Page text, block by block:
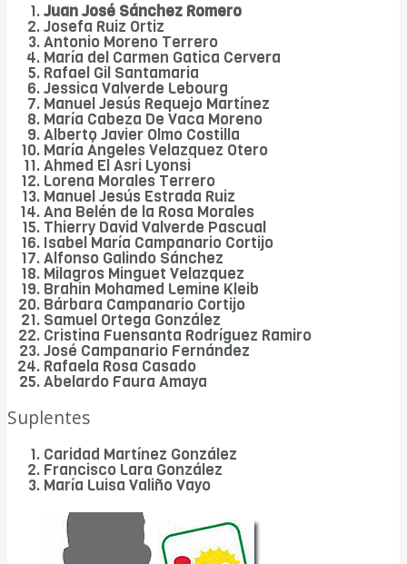
Juan José Sánchez Romero
Josefa Ruiz Ortiz
Antonio Moreno Terrero
María del Carmen Gatica Cervera
Rafael Gil Santamaria
Jessica Valverde Lebourg
Manuel Jesús Requejo Martínez
María Cabeza De Vaca Moreno
Alberto Javier Olmo Costilla
María Ángeles Velazquez Otero
Ahmed El Asri Lyonsi
Lorena Morales Terrero
Manuel Jesús Estrada Ruiz
Ana Belén de la Rosa Morales
Thierry David Valverde Pascual
Isabel María Campanario Cortijo
Alfonso Galindo Sánchez
Milagros Minguet Velazquez
Brahin Mohamed Lemine Kleib
Bárbara Campanario Cortijo
Samuel Ortega González
Cristina Fuensanta Rodríguez Ramiro
José Campanario Fernández
Rafaela Rosa Casado
Abelardo Faura Amaya
Suplentes
Caridad Martínez González
Francisco Lara González
María Luisa Valiño Vayo